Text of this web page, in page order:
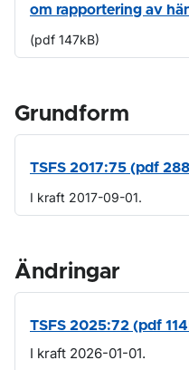
om rapportering av
(pdf 147kB)
Grundform
TSFS 2017:75 (pdf
I kraft 2017-09-01.
Ändringar
TSFS 2025:72 (pdf
I kraft 2026-01-01.